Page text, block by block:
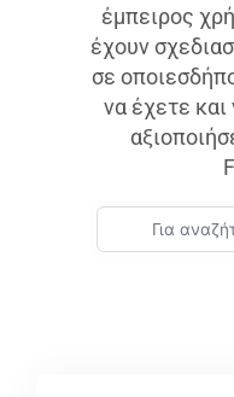
έμπειρος
έχουν
σε
να έχετε